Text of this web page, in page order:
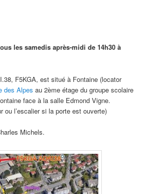
les samedis après-midi de 14h30 à
F5KGA, est situé à Fontaine (locator
des Alpes au 2ème étage du groupe scolaire
face à la salle Edmond Vigne.
ou l’escalier si la porte est ouverte)
Michels.